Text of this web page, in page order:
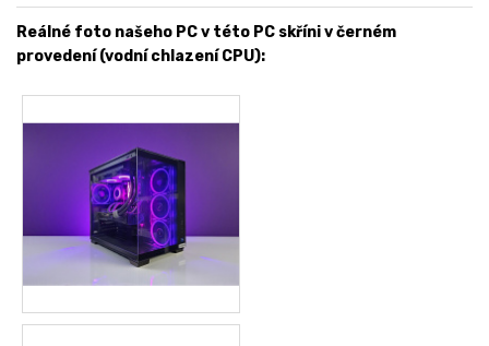
Reálné foto našeho PC v této PC skříni v černém
provedení (vodní chlazení CPU):